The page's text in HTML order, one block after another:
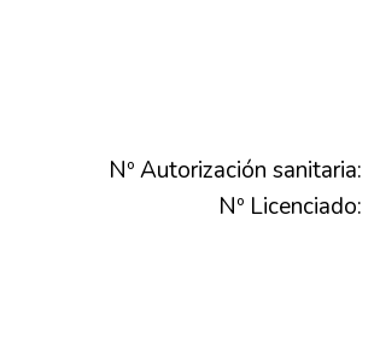
Nº Autorización sanitaria:
Nº Licenciado: